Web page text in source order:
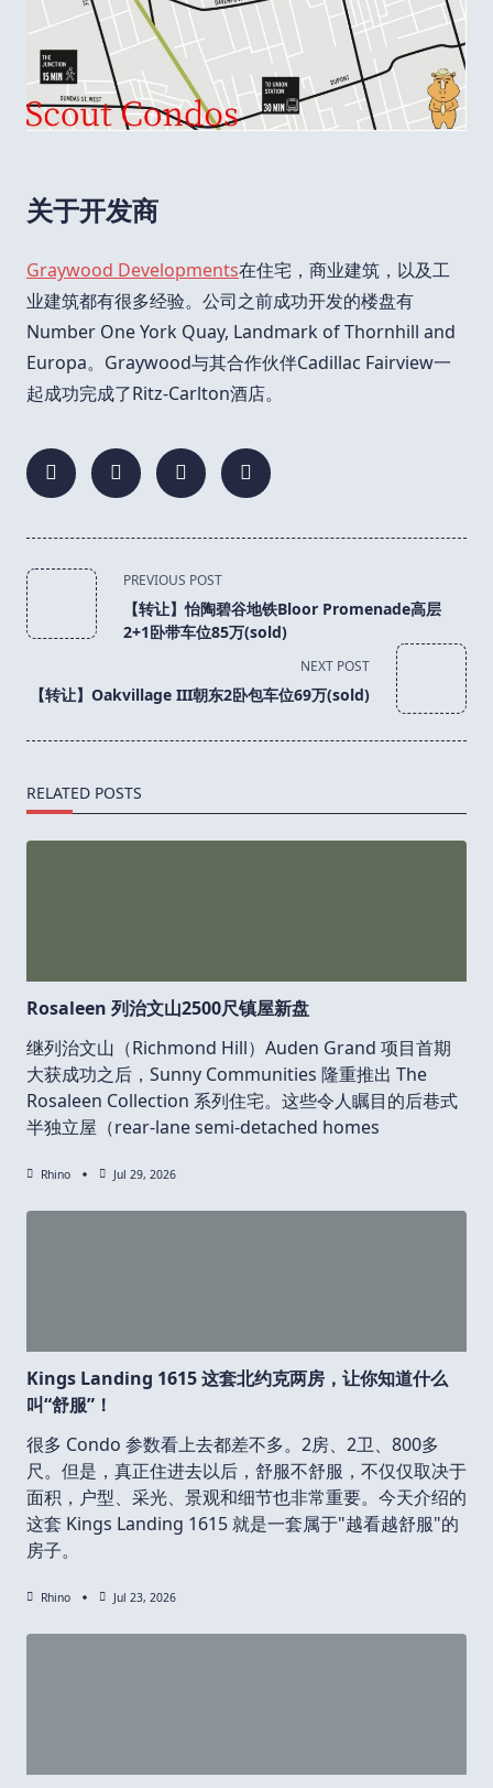
关于开发商
Graywood Developments在住宅，商业建筑，以及工
业建筑都有很多经验。公司之前成功开发的楼盘有
Number One York Quay, Landmark of Thornhill and
Europa。Graywood与其合作伙伴Cadillac Fairview一
起成功完成了Ritz-Carlton酒店。
<span
class="nav-
subtitle
reader-
text">Page</span>
PREVIOUS POST
【转让】怡陶碧谷地铁Bloor Promenade高层
2+1卧带车位85万(sold)
NEXT POST
【转让】Oakvillage III朝东2卧包车位69万(sold)
RELATED POSTS
Rosaleen 列治文山2500尺镇屋新盘
继列治文山（Richmond Hill）Auden Grand 项目首期
大获成功之后，Sunny Communities 隆重推出 The
Rosaleen Collection 系列住宅。这些令人瞩目的后巷式
半独立屋（rear-lane semi-detached homes
Rhino Jul 29, 2026
Kings Landing 1615 这套北约克两房，让你知道什么
叫“舒服”！
很多 Condo 参数看上去都差不多。2房、2卫、800多
尺。但是，真正住进去以后，舒服不舒服，不仅仅取决于
面积，户型、采光、景观和细节也非常重要。今天介绍的
这套 Kings Landing 1615 就是一套属于"越看越舒服"的
房子。
Rhino Jul 23, 2026